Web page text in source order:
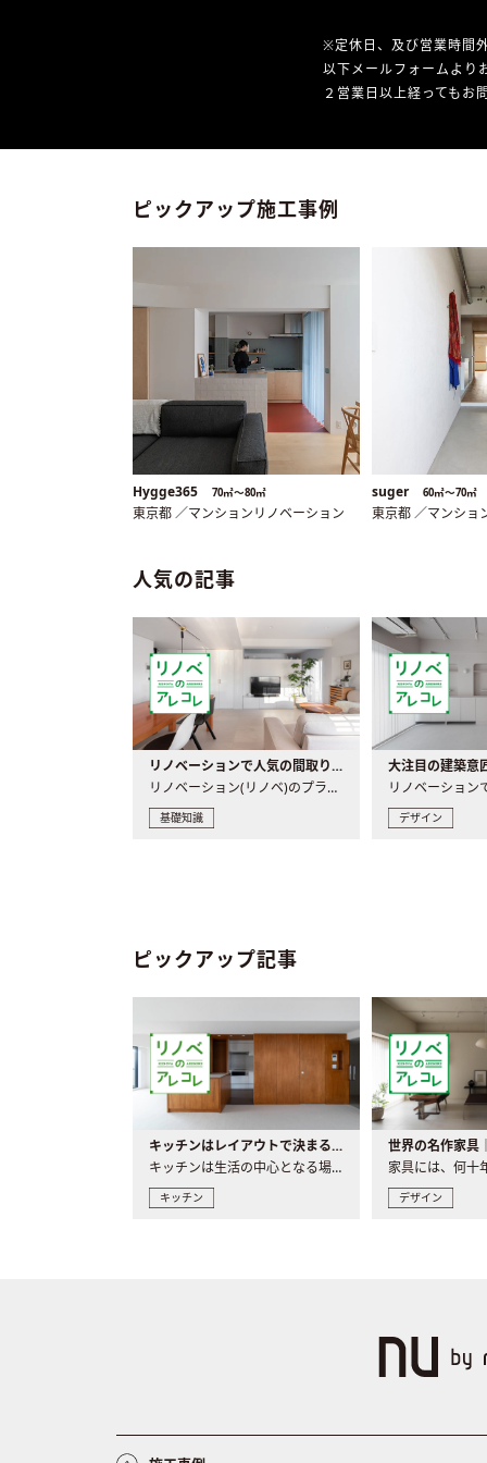
※定休日、及び営業時間
以下メールフォームより
２営業日以上経ってもお
ピックアップ施工事例
Hygge365 70㎡〜80㎡
東京都 ／マンションリノベーション
suger 60㎡〜70㎡
東京都 ／マンショ
人気の記事
リノベーションで人気の間取りとは？トレンドの間取りと実例を徹底解説
リノベーション(リノベ)のプランニングで一番最初に決めるのは..
基礎知識 デザイン
ピックアップ記事
キッチンはレイアウトで決まる。後悔しないための考え方と選び方
キッチンは生活の中心となる場所だからこそ、家の中のどこに置..
キッチン デザイン